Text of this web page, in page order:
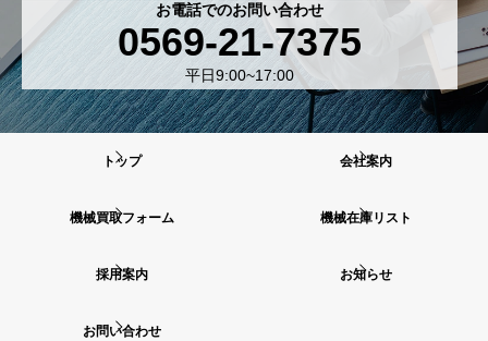
お電話でのお問い合わせ
0569-21-7375
平日9:00~17:00
トップ 会社案内
機械買取フォーム 機械在庫リスト
採用案内 お知らせ
お問い合わせ